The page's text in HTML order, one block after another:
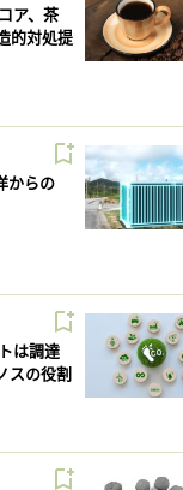
ア、茶
的対処提
からの
は調達
スの役割